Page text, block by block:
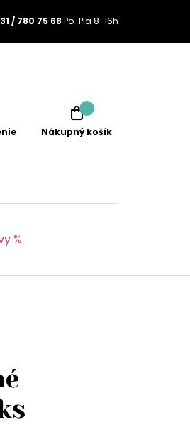
/ 780 75 68 Po-Pia 8-16h
Nákupný košík
%